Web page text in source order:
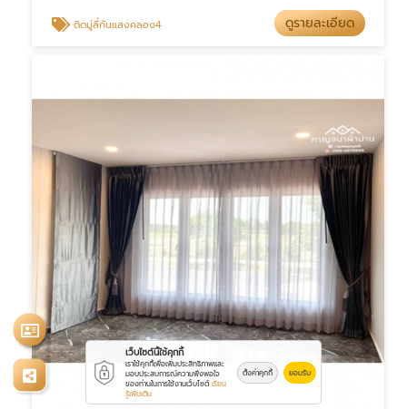
ติดมู่ลี่กันแสงคลอง4 ดูรายละเอียด
เว็บไซต์นี้ใช้คุกกี้
เราใช้คุกกี้เพื่อเพิ่มประสิทธิภาพและ
มอบประสบการณ์ความพึงพอใจ
ของท่านในการใช้งานเว็บไซต์ เรียน
รู้เพิ่มเติม
ตั้งค่าคุกกี้ ยอมรับ